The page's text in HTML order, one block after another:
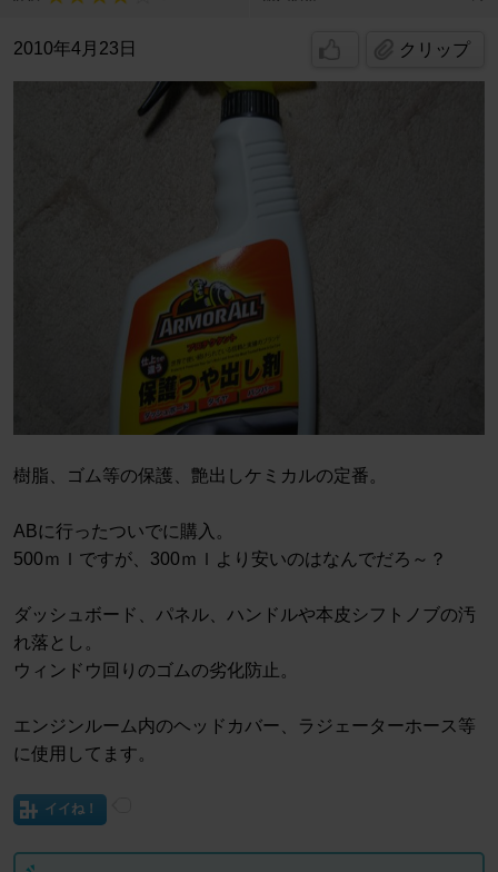
2010年4月23日 クリップ
樹脂、ゴム等の保護、艶出しケミカルの定番。
ABに行ったついでに購入。
500ｍｌですが、300ｍｌより安いのはなんでだろ～？
ダッシュボード、パネル、ハンドルや本皮シフトノブの汚
れ落とし。
ウィンドウ回りのゴムの劣化防止。
エンジンルーム内のヘッドカバー、ラジェーターホース等
に使用してます。
イイね！